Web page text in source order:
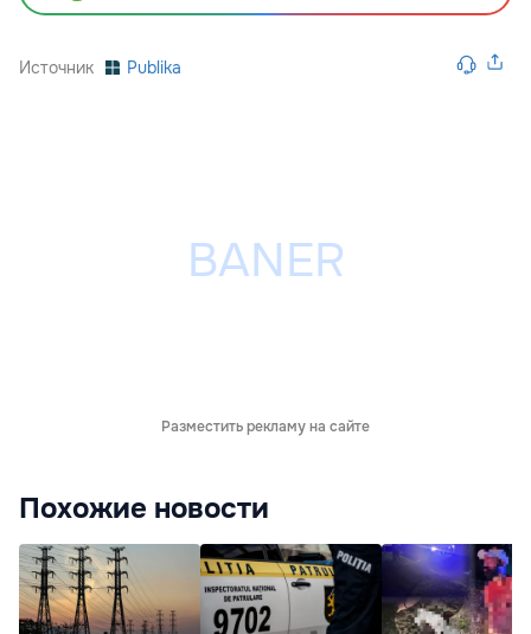
Источник Publika
Разместить рекламу на сайте
Похожие новости